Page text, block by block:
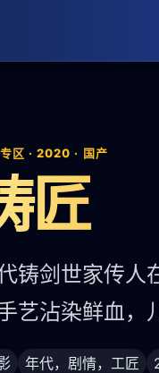
区 · 2020 · 国产
匠
铸剑世家传人
艺沾染鲜血，
年代，剧情，工匠